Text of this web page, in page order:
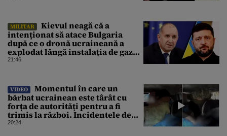
MILITAR
Kievul neagă că a
intenționat să atace Bulgaria
după ce o dronă ucraineană a
explodat lângă instalația de gaz
de la granița României
21:46
VIDEO
Momentul în care un
bărbat ucrainean este târât cu
forța de autorități pentru a fi
trimis la război. Incidentele de
acest fel sunt tot mai dese
20:24